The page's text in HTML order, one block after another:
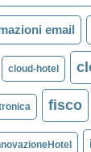
email
cloud-hotel
fisco